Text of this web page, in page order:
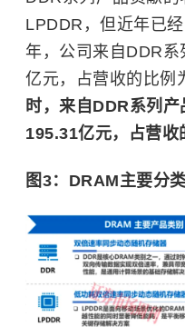
LPDDR，但近年已
年，公司来自DDR
亿元，占营收的比例
时，来自DDR系列
195.31亿元，占营收
图3：DRAM主要分